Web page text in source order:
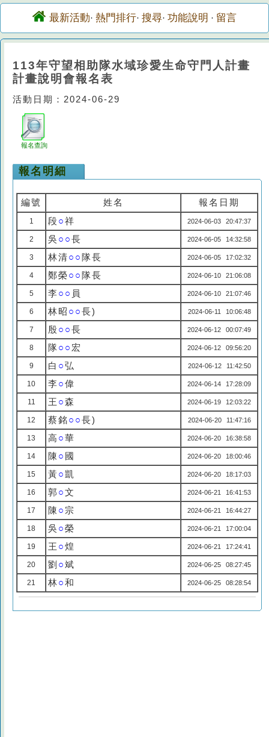
最新活動· 熱門排行· 搜尋· 功能說明 · 留言
113年守望相助隊水域珍愛生命守門人計畫
計畫說明會報名表
活動日期：2024-06-29
報名查詢
報名明細
編號 姓名 報名日期
1 段○祥 2024-06-03 20:47:37
2 吳 ○○長 2024-06-05 14:32:58
3 林清○○ 隊長 2024-06-05 17:02:32
4 鄭榮○○ 隊長 2024-06-10 21:06:08
5 李○○ 員 2024-06-10 21:07:46
6 林昭 ○○長) 2024-06-11 10:06:48
7 殷○○長 2024-06-12 00:07:49
8 隊○○ 宏 2024-06-12 09:56:20
9 白 ○弘 2024-06-12 11:42:50
10 李○偉 2024-06-14 17:28:09
11 王 ○森 2024-06-19 12:03:22
12 蔡銘○○長) 2024-06-20 11:47:16
13 高 ○華 2024-06-20 16:38:58
14 陳 ○ 國 2024-06-20 18:00:46
15 黃○凱 2024-06-20 18:17:03
16 郭 ○文 2024-06-21 16:41:53
17 陳 ○ 宗 2024-06-21 16:44:27
18 吳 ○榮 2024-06-21 17:00:04
19 王 ○煌 2024-06-21 17:24:41
20 劉 ○斌 2024-06-25 08:27:45
21 林○和 2024-06-25 08:28:54